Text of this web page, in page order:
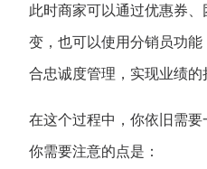
此时商家可以通过优惠券
变，也可以使用分销员功
合忠诚度管理，实现业绩的
在这个过程中，你依旧需
你需要注意的点是：